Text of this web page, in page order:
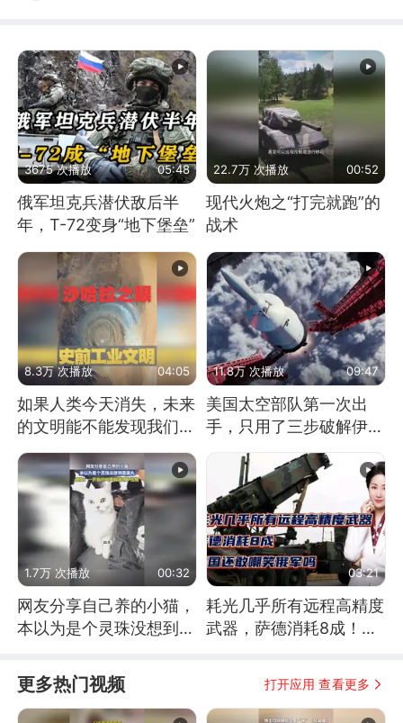
3675 次播放 05:48
俄军坦克兵潜伏敌后半
年，T-72变身“地下堡垒”
22.7万 次播放 00:52
现代火炮之“打完就跑”的
战术
8.3万 次播放 04:05
如果人类今天消失，未来
的文明能不能发现我们存
在过？
11.8万 次播放 09:47
美国太空部队第一次出
手，只用了三步破解伊朗
1.7万 次播放 00:32
网友分享自己养的小猫，
本以为是个灵珠没想到是
03:21
耗光几乎所有远程高精度
武器，萨德消耗8成！美
更多热门视频 打开应用 查看更多